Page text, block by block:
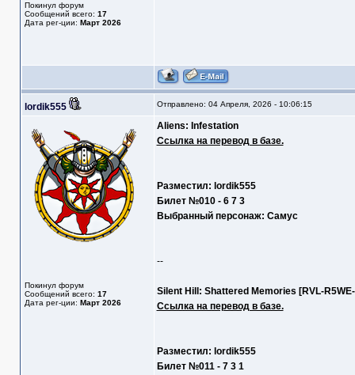
Покинул форум
Сообщений всего: 17
Дата рег-ции: Март 2026
lordik555 Отправлено: 04 Апреля, 2026 - 10:06:15
Покинул форум
Сообщений всего: 17
Дата рег-ции: Март 2026
Aliens: Infestation
Ссылка на перевод в базе.
Разместил: lordik555
Билет №010 - 6 7 3
Выбранный персонаж: Самус
--
Silent Hill: Shattered Memories [RVL-
Ссылка на перевод в базе.
Разместил: lordik555
Билет №011 - 7 3 1